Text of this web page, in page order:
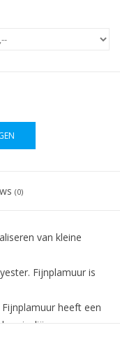
(0)
van kleine
Fijnplamuur is
heeft een
en